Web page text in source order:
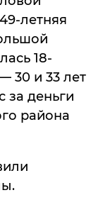
летняя
18-
30 и 33 лет
за деньги
района